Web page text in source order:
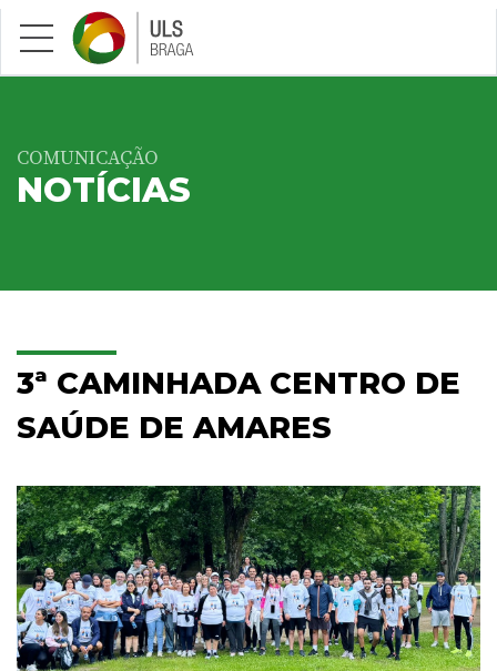
Saltar para conteúdo principal
COMUNICAÇÃO
NOTÍCIAS
3ª CAMINHADA CENTRO DE
SAÚDE DE AMARES